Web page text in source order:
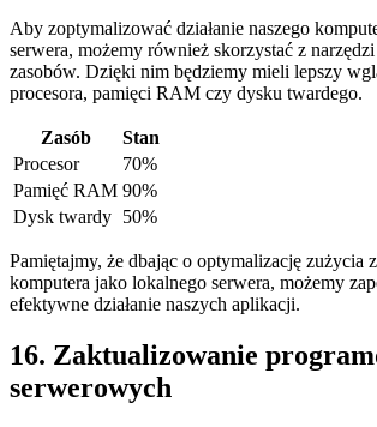
Aby zoptymalizować ‍działanie naszego⁤
serwera, możemy również skorzystać z
zasobów. Dzięki nim będziemy⁤ mieli lepszy
procesora, pamięci ‍RAM czy dysku twardego.
Zasób
Stan
Procesor
70%
Pamięć RAM 90%
Dysk​ twardy 50%
Pamiętajmy, że dbając o⁢ optymalizację zużycia‌
komputera⁣ jako⁣ lokalnego serwera, możemy
efektywne działanie naszych aplikacji.
16. Zaktualizowanie
serwerowych